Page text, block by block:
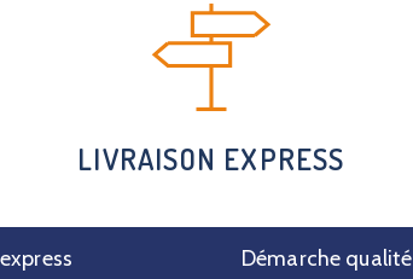
LIVRAISON EXPRESS
Démarche qualité